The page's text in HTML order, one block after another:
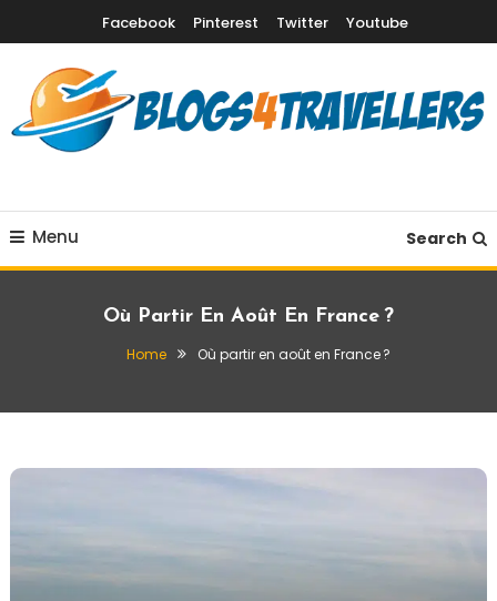
To
Content
Facebook Pinterest Twitter Youtube
Menu Search
Où Partir En Août En France ?
Home Où partir en août en France ?